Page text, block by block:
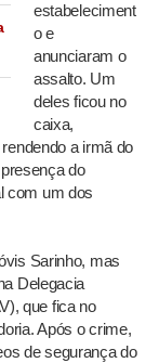
estabeleciment
o e
anunciaram o
assalto. Um
deles ficou no
caixa,
a irmã do
do
com um dos
Sarinho, mas
Delegacia
que fica no
Após o crime,
de segurança do